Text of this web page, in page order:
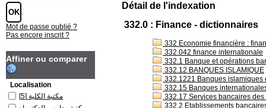
Détail de l'indexation
332.0 : Finance - dictionnaires
332 Economie financière :
332.042 finance internationale
332.1 Banque et opérations
332.12 BANQUES ISLAMIQUE
332.1221 Banques islamiques
332.15 Banques
332.17 Services bancaires
332.2 Etablissements
Mot de passe oublié ?
Pas encore inscrit ?
Affiner ou comparer
Localisation
مكتبة الكلية [5]